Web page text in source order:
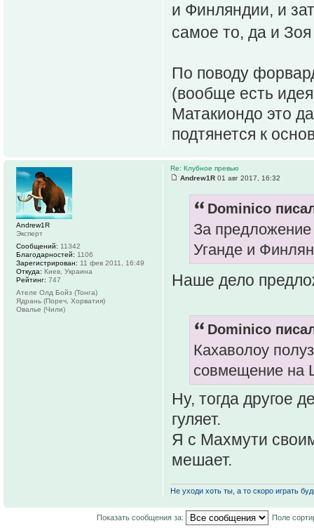
и Финляндии, и
самое то, да и
По поводу
(вообще есть
Матакиондо это
подтянется к
Re: Клубное превью
Andrew1R 01 авг 2017, 16:32
Dominico
За предложение
Уганде и
Наше дело
Dominico
Кахаволоу
совмещение на
Ну, тогда другое
гуляет.
Я с Махмути
мешает.
Не уходи хоть ты, а то скоро играть
Andrew1R
Эксперт
Сообщений: 11342
Благодарностей: 1106
Зарегистрирован: 11 фев 2011, 16:49
Откуда: Киев, Украина
Рейтинг: 747
Ателе Олд Бойз (Тонга)
Ядрань (Пореч, Хорватия)
Овалье (Чили)
Показать сообщения за: Поле